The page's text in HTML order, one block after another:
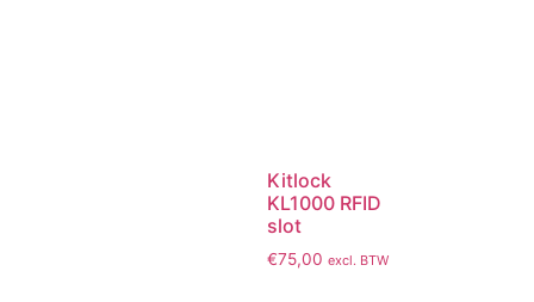
Kitlock
KL1000 RFID
slot
€75,00 excl. BTW